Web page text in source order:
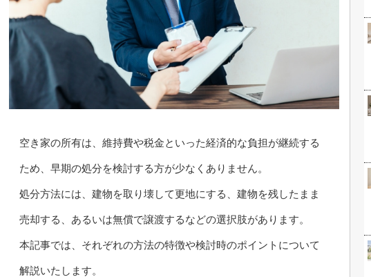
空き家の所有は、維持費や税金といった経済的な負担が継続する
ため、早期の処分を検討する方が少なくありません。
処分方法には、建物を取り壊して更地にする、建物を残したまま
売却する、あるいは無償で譲渡するなどの選択肢があります。
本記事では、それぞれの方法の特徴や検討時のポイントについて
解説いたします。